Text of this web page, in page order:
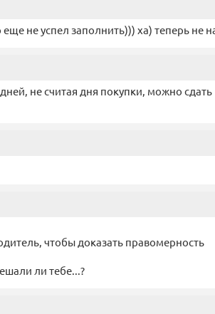
не успел заполнить))) ха) теперь не
не считая дня покупки, можно сдать
чтобы доказать правомерность
ли тебе...?